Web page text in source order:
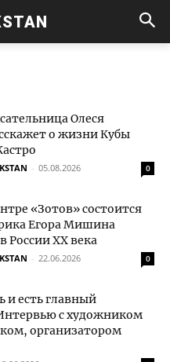
Олеся
о жизни Кубы
- 05.08.2026 0
«Зотов» состоится
Егора Мишина
России XX века
- 22.06.2026 0
и есть главный
с художником
организатором